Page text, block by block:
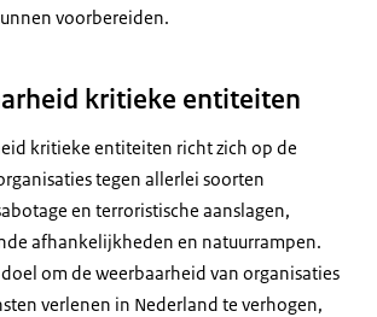
voorbereiden.
kritieke entiteiten
kritieke entiteiten richt zich op de
tegen allerlei soorten
en terroristische aanslagen,
afhankelijkheden en natuurrampen.
om de weerbaarheid van organisaties
verlenen in Nederland te verhogen,